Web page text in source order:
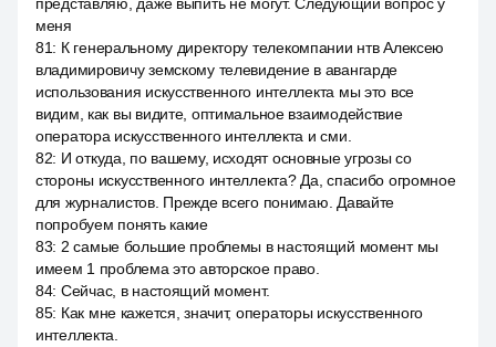
меня
81: К генеральному директору телекомпании нтв Алексею
владимировичу земскому телевидение в авангарде
использования искусственного интеллекта мы это все
видим, как вы видите, оптимальное взаимодействие
оператора искусственного интеллекта и сми.
82: И откуда, по вашему, исходят основные угрозы со
стороны искусственного интеллекта? Да, спасибо огромное
для журналистов. Прежде всего понимаю. Давайте
попробуем понять какие
83: 2 самые большие проблемы в настоящий момент мы
имеем 1 проблема это авторское право.
84: Сейчас, в настоящий момент.
85: Как мне кажется, значит, операторы искусственного
интеллекта.